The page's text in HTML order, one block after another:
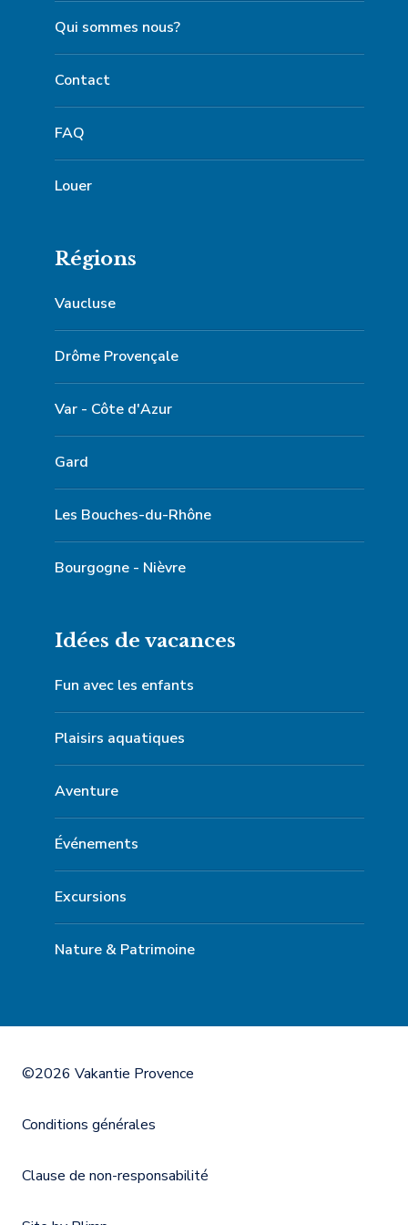
Qui sommes nous?
Contact
FAQ
Louer
Régions
Vaucluse
Drôme Provençale
Var - Côte d'Azur
Gard
Les Bouches-du-Rhône
Bourgogne - Nièvre
Idées de vacances
Fun avec les enfants
Plaisirs aquatiques
Aventure
Événements
Excursions
Nature & Patrimoine
©2026 Vakantie Provence
Conditions générales
Clause de non-responsabilité